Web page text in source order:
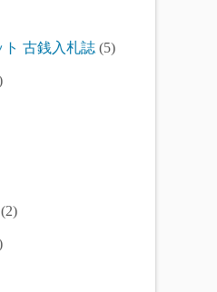
ト 古銭入札誌 (5)
(2)